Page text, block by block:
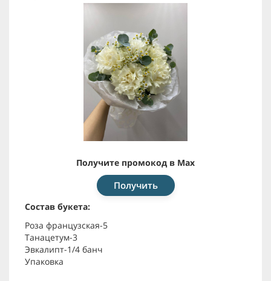
Получите промокод в Max
Получить
Состав букета:
Роза французская-5
Танацетум-3
Эвкалипт-1/4 банч
Упаковка